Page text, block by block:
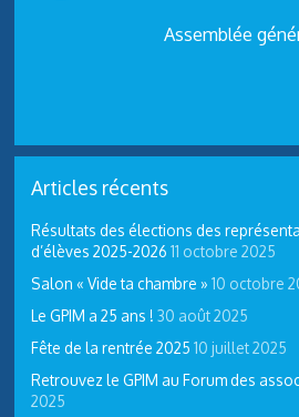
Assemblée
Articles récents
Résultats des élections des
d’élèves 2025-2026 11 octobre 2025
Salon « Vide ta chambre » 10 octobre
Le GPIM a 25 ans ! 30 août 2025
Fête de la rentrée 2025 10 juillet 2025
Retrouvez le GPIM au Forum des
2025